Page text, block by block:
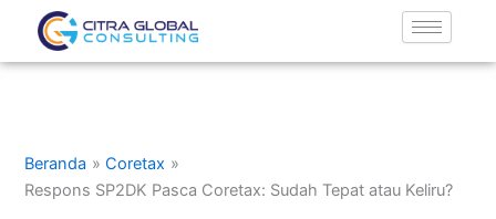
Lewati
konten
Beranda
Coretax
Respons SP2DK Pasca Coretax: Sudah Tepat atau Keliru?